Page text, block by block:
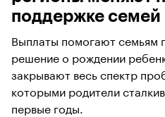
поддержке семей
Выплаты помогают семьям
решение о рождении
закрывают весь спектр
которыми родители
первые годы.